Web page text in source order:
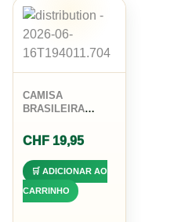
CAMISA
BRASILEIRA
MUNDO BRASIL
SELECAO
CHF 19,95
🛒 ADICIONAR AO
CARRINHO